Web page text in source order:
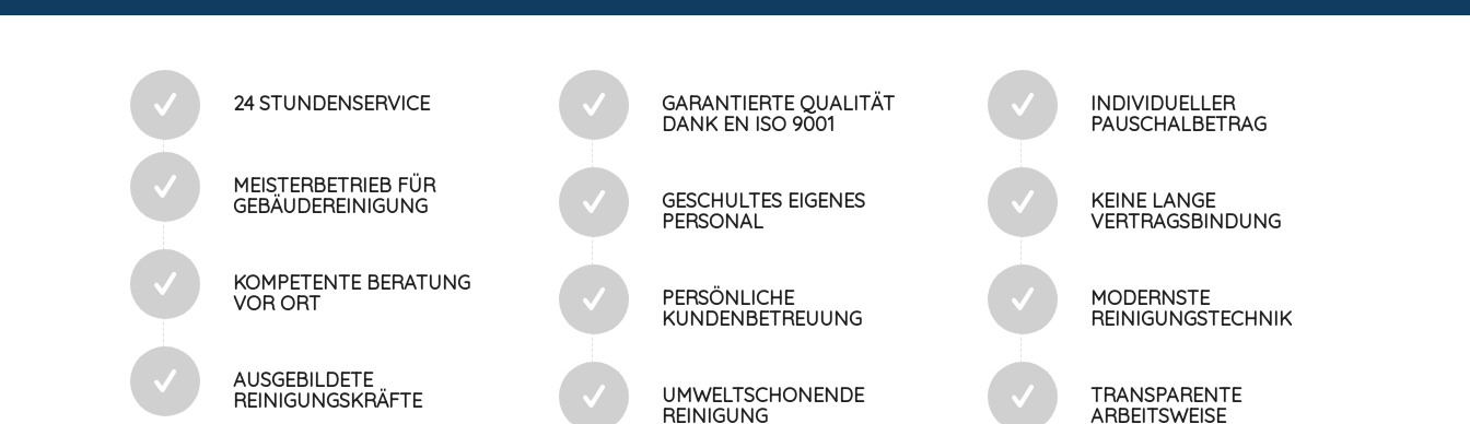
24 STUNDENSERVICE
MEISTERBETRIEB FÜR
GEBÄUDEREINIGUNG
KOMPETENTE BERATUNG
VOR ORT
AUSGEBILDETE
REINIGUNGSKRÄFTE
GARANTIERTE QUALITÄT
DANK EN ISO 9001
GESCHULTES EIGENES
PERSONAL
PERSÖNLICHE
KUNDENBETREUUNG
UMWELTSCHONENDE
REINIGUNG
INDIVIDUELLER
PAUSCHALBETRAG
KEINE LANGE
VERTRAGSBINDUNG
MODERNSTE
REINIGUNGSTECHNIK
TRANSPARENTE
ARBEITSWEISE